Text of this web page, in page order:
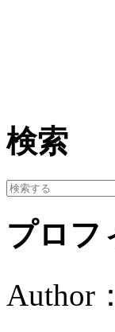
検索
プロフ
Author